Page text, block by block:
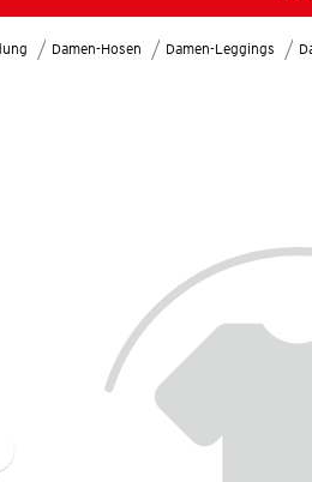
Damen-Hosen Damen-Leggings